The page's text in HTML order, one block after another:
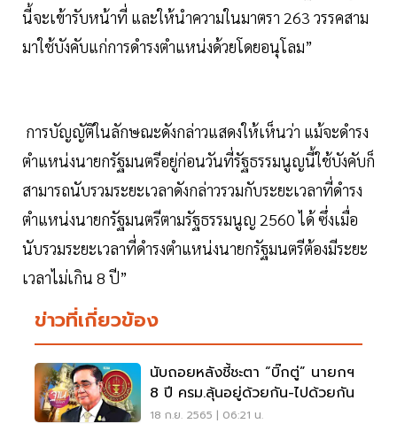
นี้จะเข้ารับหน้าที่ และให้นำความในมาตรา 263 วรรคสาม
มาใช้บังคับแก่การดำรงตำแหน่งด้วยโดยอนุโลม”
การบัญญัติในลักษณะดังกล่าวแสดงให้เห็นว่า แม้จะดำรง
ตำแหน่งนายกรัฐมนตรีอยู่ก่อนวันที่รัฐธรรมนูญนี้ใช้บังคับก็
สามารถนับรวมระยะเวลาดังกล่าวรวมกับระยะเวลาที่ดำรง
ตำแหน่งนายกรัฐมนตรีตามรัฐธรรมนูญ 2560 ได้ ซึ่งเมื่อ
นับรวมระยะเวลาที่ดำรงตำแหน่งนายกรัฐมนตรีต้องมีระยะ
เวลาไม่เกิน 8 ปี”
ข่าวที่เกี่ยวข้อง
นับถอยหลังชี้ชะตา “บิ๊กตู่” นายกฯ
8 ปี ครม.ลุ้นอยู่ด้วยกัน-ไปด้วยกัน
18 ก.ย. 2565 | 06:21 น.